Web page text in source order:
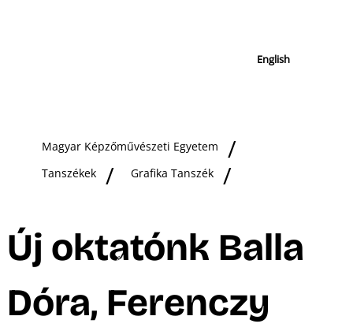
English
Magyar Képzőművészeti Egyetem
Tanszékek
Grafika Tanszék
Új oktatónk Balla
Dóra, Ferenczy